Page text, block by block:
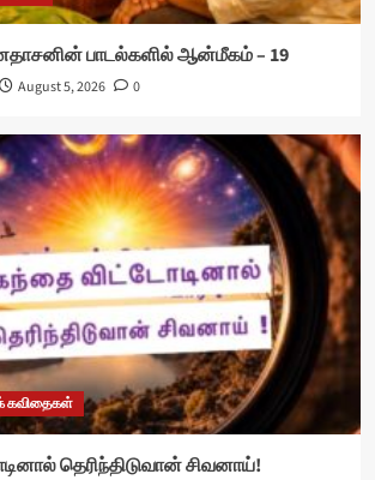
பாடல்களில் ஆன்மீகம் – 19
August 5, 2026 0
கவிதைகள்
தெரிந்திடுவான் சிவனாய்!